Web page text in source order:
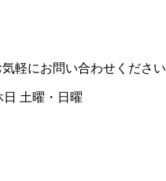
軽にお問い合わせください